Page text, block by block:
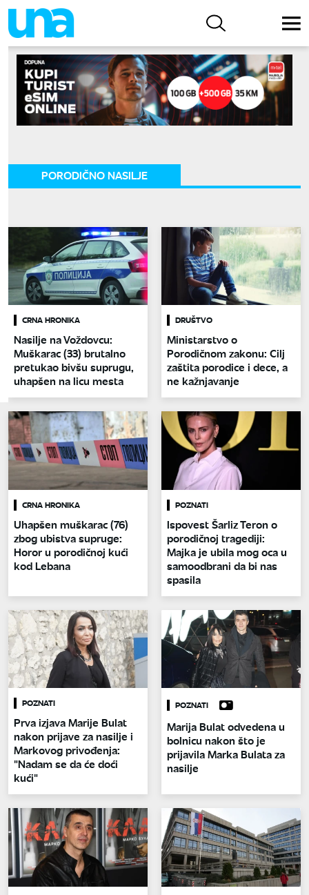
PORODIČNO NASILJE
CRNA HRONIKA
Nasilje na Voždovcu:
Muškarac (33) brutalno
pretukao bivšu suprugu,
uhapšen na licu mesta
DRUŠTVO
Ministarstvo o
Porodičnom zakonu: Cilj
zaštita porodice i dece, a
ne kažnjavanje
CRNA HRONIKA
Uhapšen muškarac (76)
zbog ubistva supruge:
Horor u porodičnoj kući
kod Lebana
POZNATI
Ispovest Šarliz Teron o
porodičnoj tragediji:
Majka je ubila mog oca u
samoodbrani da bi nas
spasila
POZNATI
Prva izjava Marije Bulat
nakon prijave za nasilje i
Markovog privođenja:
"Nadam se da će doći
kući"
POZNATI
Marija Bulat odvedena u
bolnicu nakon što je
prijavila Marka Bulata za
nasilje